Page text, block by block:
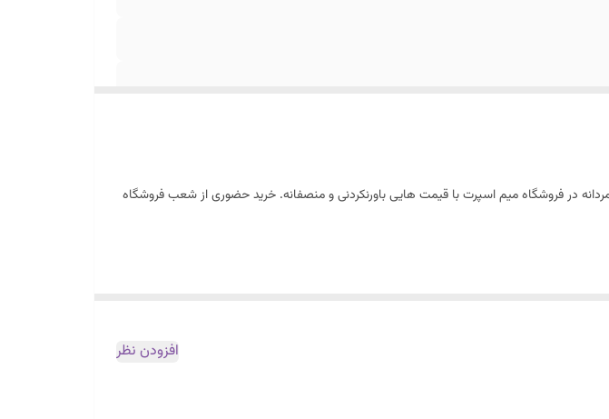
در فروشگاه میم اسپرت با قیمت هایی باورنکردنی و منصفانه. خرید حضوری از شعب فروشگاه
افزودن نظر